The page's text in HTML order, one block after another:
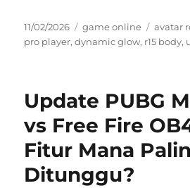
Posted
on
11/02/2026 Categories
game online Tags
avatar
pro player,dynamic glow, r15 body,
Update PUBG
vs Free Fire
Fitur Mana
Ditunggu?